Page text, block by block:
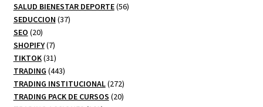
productos
SALUD BIENESTAR DEPORTE 5656
SEDUCCION 3737
SEO 2020
productos
SHOPIFY 77
productos
TIKTOK 3131
productos
TRADING 443443
productos
TRADING INSTITUCIONAL 272272
productos
TRADING PACK DE CURSOS 2020